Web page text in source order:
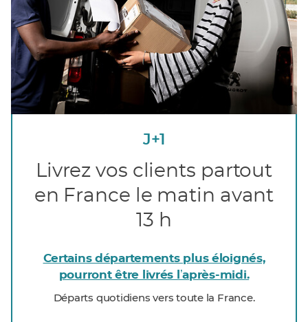
J+1
Livrez vos clients partout
en France le matin avant
13 h
Certains départements plus éloignés,
pourront être livrés lʼaprès-midi.
Départs quotidiens vers toute la France.